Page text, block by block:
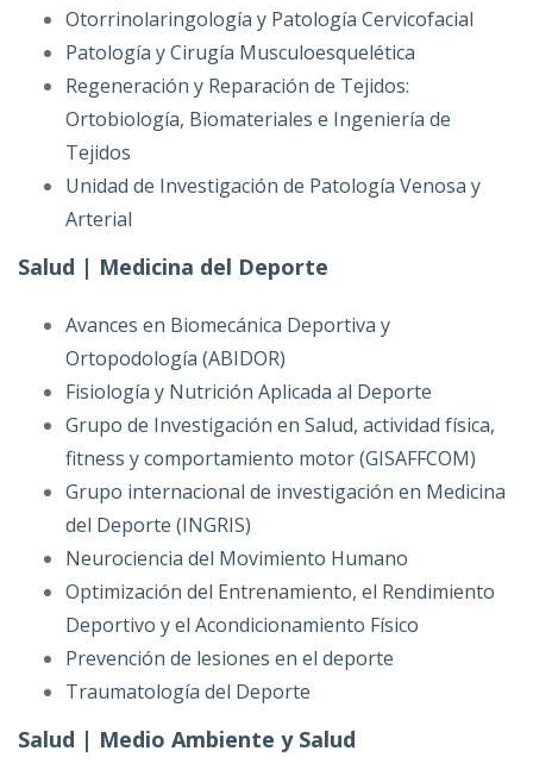
Otorrinolaringología y Patología Cervicofacial
Patología y Cirugía Musculoesquelética
Regeneración y Reparación de Tejidos:
Ortobiología, Biomateriales e Ingeniería de
Tejidos
Unidad de Investigación de Patología Venosa y
Arterial
Salud | Medicina del Deporte
Avances en Biomecánica Deportiva y
Ortopodología (ABIDOR)
Fisiología y Nutrición Aplicada al Deporte
Grupo de Investigación en Salud, actividad física,
fitness y comportamiento motor (GISAFFCOM)
Grupo internacional de investigación en Medicina
del Deporte (INGRIS)
Neurociencia del Movimiento Humano
Optimización del Entrenamiento, el Rendimiento
Deportivo y el Acondicionamiento Físico
Prevención de lesiones en el deporte
Traumatología del Deporte
Salud | Medio Ambiente y Salud